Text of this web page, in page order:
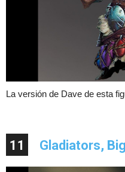
La versión de Dave de esta
11 Gladiators,